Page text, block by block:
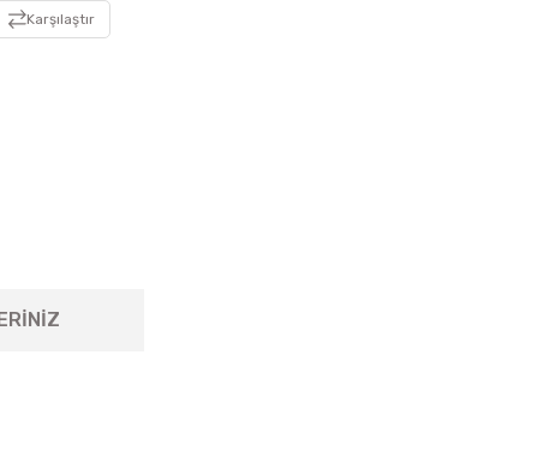
Karşılaştır